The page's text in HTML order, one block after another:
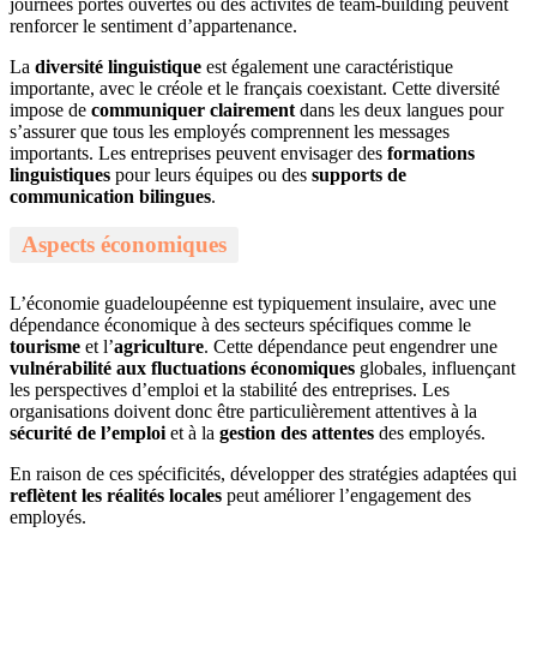
journées portes ouvertes ou des activités de team-building peuvent
renforcer le sentiment d’appartenance.
La diversité linguistique est également une caractéristique
importante, avec le créole et le français coexistant. Cette diversité
impose de communiquer clairement dans les deux langues pour
s’assurer que tous les employés comprennent les messages
importants. Les entreprises peuvent envisager des formations
linguistiques pour leurs équipes ou des supports de
communication bilingues.
Aspects économiques
L’économie guadeloupéenne est typiquement insulaire, avec une
dépendance économique à des secteurs spécifiques comme le
tourisme et l’agriculture. Cette dépendance peut engendrer une
vulnérabilité aux fluctuations économiques globales, influençant
les perspectives d’emploi et la stabilité des entreprises. Les
organisations doivent donc être particulièrement attentives à la
sécurité de l’emploi et à la gestion des attentes des employés.
En raison de ces spécificités, développer des stratégies adaptées qui
reflètent les réalités locales peut améliorer l’engagement des
employés.